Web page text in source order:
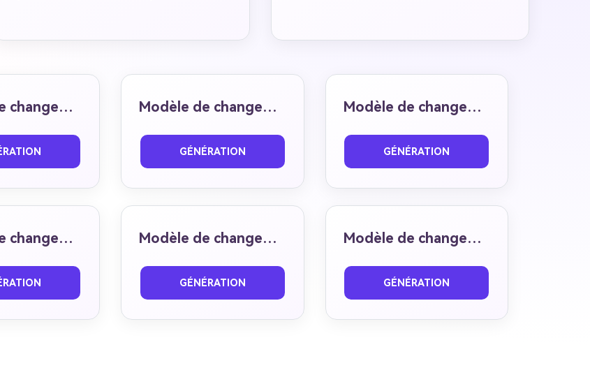
Modèle de changement de visage 02 Modèle de changement de visage 03
GÉNÉRATION
Modèle de changement de visage 04
GÉNÉRATION
Modèle de changement de visage 06 Modèle de changement de visage 07
GÉNÉRATION
Modèle de changement de visage 08
GÉNÉRATION